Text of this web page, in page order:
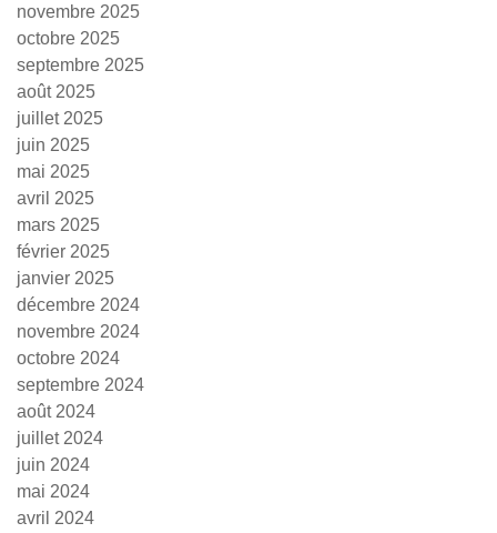
novembre 2025
octobre 2025
septembre 2025
août 2025
juillet 2025
juin 2025
mai 2025
avril 2025
mars 2025
février 2025
janvier 2025
décembre 2024
novembre 2024
octobre 2024
septembre 2024
août 2024
juillet 2024
juin 2024
mai 2024
avril 2024